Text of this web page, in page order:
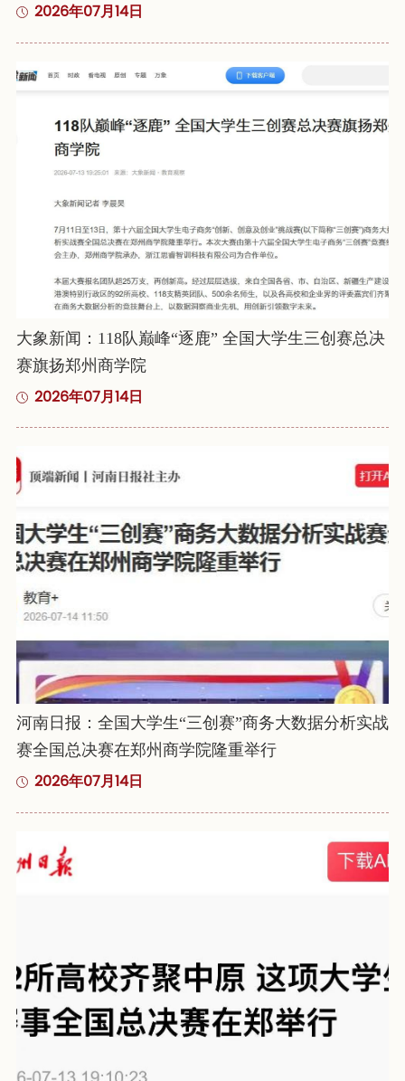
2026年07月14日
大象新闻：118队巅峰“逐鹿” 全国大学生三创赛总决
赛旗扬郑州商学院
2026年07月14日
河南日报：全国大学生“三创赛”商务大数据分析实战
赛全国总决赛在郑州商学院隆重举行
2026年07月14日